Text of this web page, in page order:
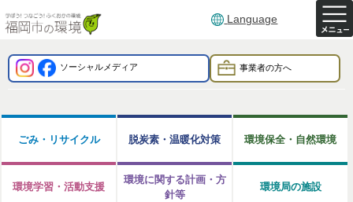
Language
ソーシャルメディア 事業者の方へ
ごみ・リサイクル 脱炭素・温暖化対策 環境保全・自然環境
環境学習・活動支援
環境に関する計画・方
針等
環境局の施設